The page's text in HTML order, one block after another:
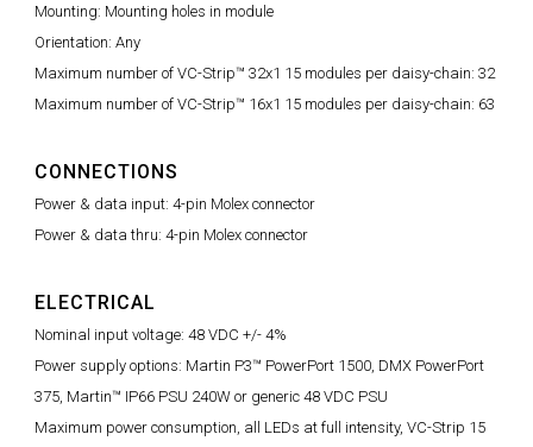
Mounting: Mounting holes in module
Orientation: Any
Maximum number of VC-Strip™ 32x1 15 modules per daisy-chain: 32
Maximum number of VC-Strip™ 16x1 15 modules per daisy-chain: 63
CONNECTIONS
Power & data input: 4-pin Molex connector
Power & data thru: 4-pin Molex connector
ELECTRICAL
Nominal input voltage: 48 VDC +/- 4%
Power supply options: Martin P3™ PowerPort 1500, DMX PowerPort
375, Martin™ IP66 PSU 240W or generic 48 VDC PSU
Maximum power consumption, all LEDs at full intensity, VC-Strip 15